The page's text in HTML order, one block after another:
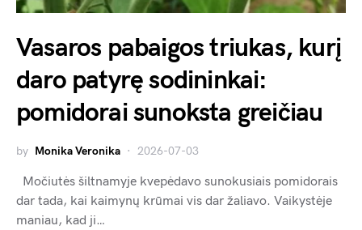
Vasaros pabaigos triukas, kurį
daro patyrę sodininkai:
pomidorai sunoksta greičiau
by Monika Veronika 2026-07-03
Močiutės šiltnamyje kvepėdavo sunokusiais pomidorais
dar tada, kai kaimynų krūmai vis dar žaliavo. Vaikystėje
maniau, kad ji…